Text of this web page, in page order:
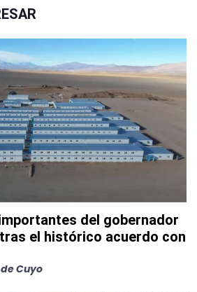
del gobernador
el histórico acuerdo con
Cuyo